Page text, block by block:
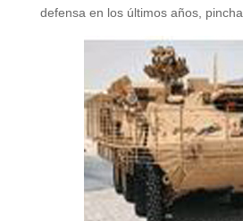
defensa en los últimos años, pincha